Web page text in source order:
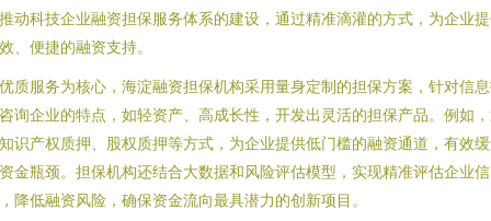
动科技企业融资担保服务体系的建设，通过精准滴灌的方式，为企业
、便捷的融资支持。
质服务为核心，海淀融资担保机构采用量身定制的担保方案，针对信
询企业的特点，如轻资产、高成长性，开发出灵活的担保产品。例如
识产权质押、股权质押等方式，为企业提供低门槛的融资通道，有效
金瓶颈。担保机构还结合大数据和风险评估模型，实现精准评估企业信
降低融资风险，确保资金流向最具潜力的创新项目。